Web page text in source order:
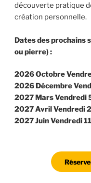
découverte pratique
création personnelle.
Dates des prochains
ou pierre) :
2026 Octobre
2026 Décembre
2027 Mars Vendredi
2027 Avril Vendredi
2027 Juin Vendredi